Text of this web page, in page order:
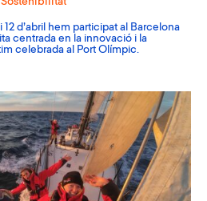
12 d’abril hem participat al Barcelona
centrada en la innovació i la
celebrada al Port Olímpic.